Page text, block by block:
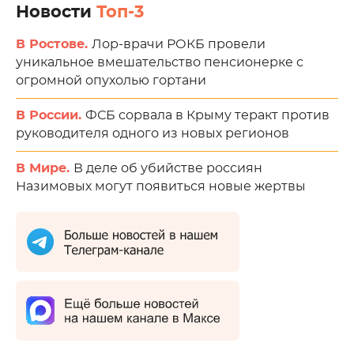
Новости Топ-3
В Ростове. Лор-врачи РОКБ провели
уникальное вмешательство пенсионерке с
огромной опухолью гортани
В России. ФСБ сорвала в Крыму теракт против
руководителя одного из новых регионов
В Мире. В деле об убийстве россиян
Назимовых могут появиться новые жертвы